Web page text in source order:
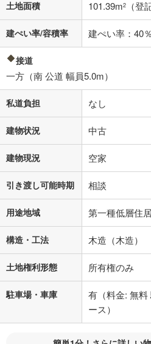
閉じる
「金利」については、ご利用を予定さ
る値は、実際の金融機関等における貸
の金融機関等における貸出金利を何ら
済方法「元利均等返済」にて算出して
適用した場合の計算結果を表示してい
その他月額費用や、初期費用がかかり
す。
条件によってお借り入れができないこと
不動産会社に購入
閉じる
土地面積 101.39m2 （登
建ぺい率/容積率 建ぺい率：40
接道
一方（南 公道 幅員5.0m）
私道負担 なし
建物状況 中古
建物現況 空家
引き渡し可能時期 相談
用途地域 第一種低層住
構造・工法 木造（木造）
土地権利形態 所有権のみ
駐車場・車庫
有（料金: 無
ース）